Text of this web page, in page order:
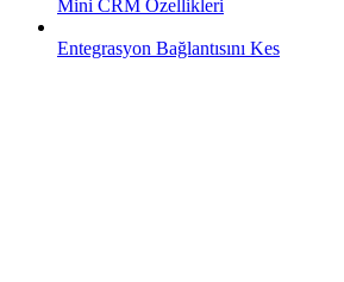
Mini CRM Özellikleri
Entegrasyon Bağlantısını Kes